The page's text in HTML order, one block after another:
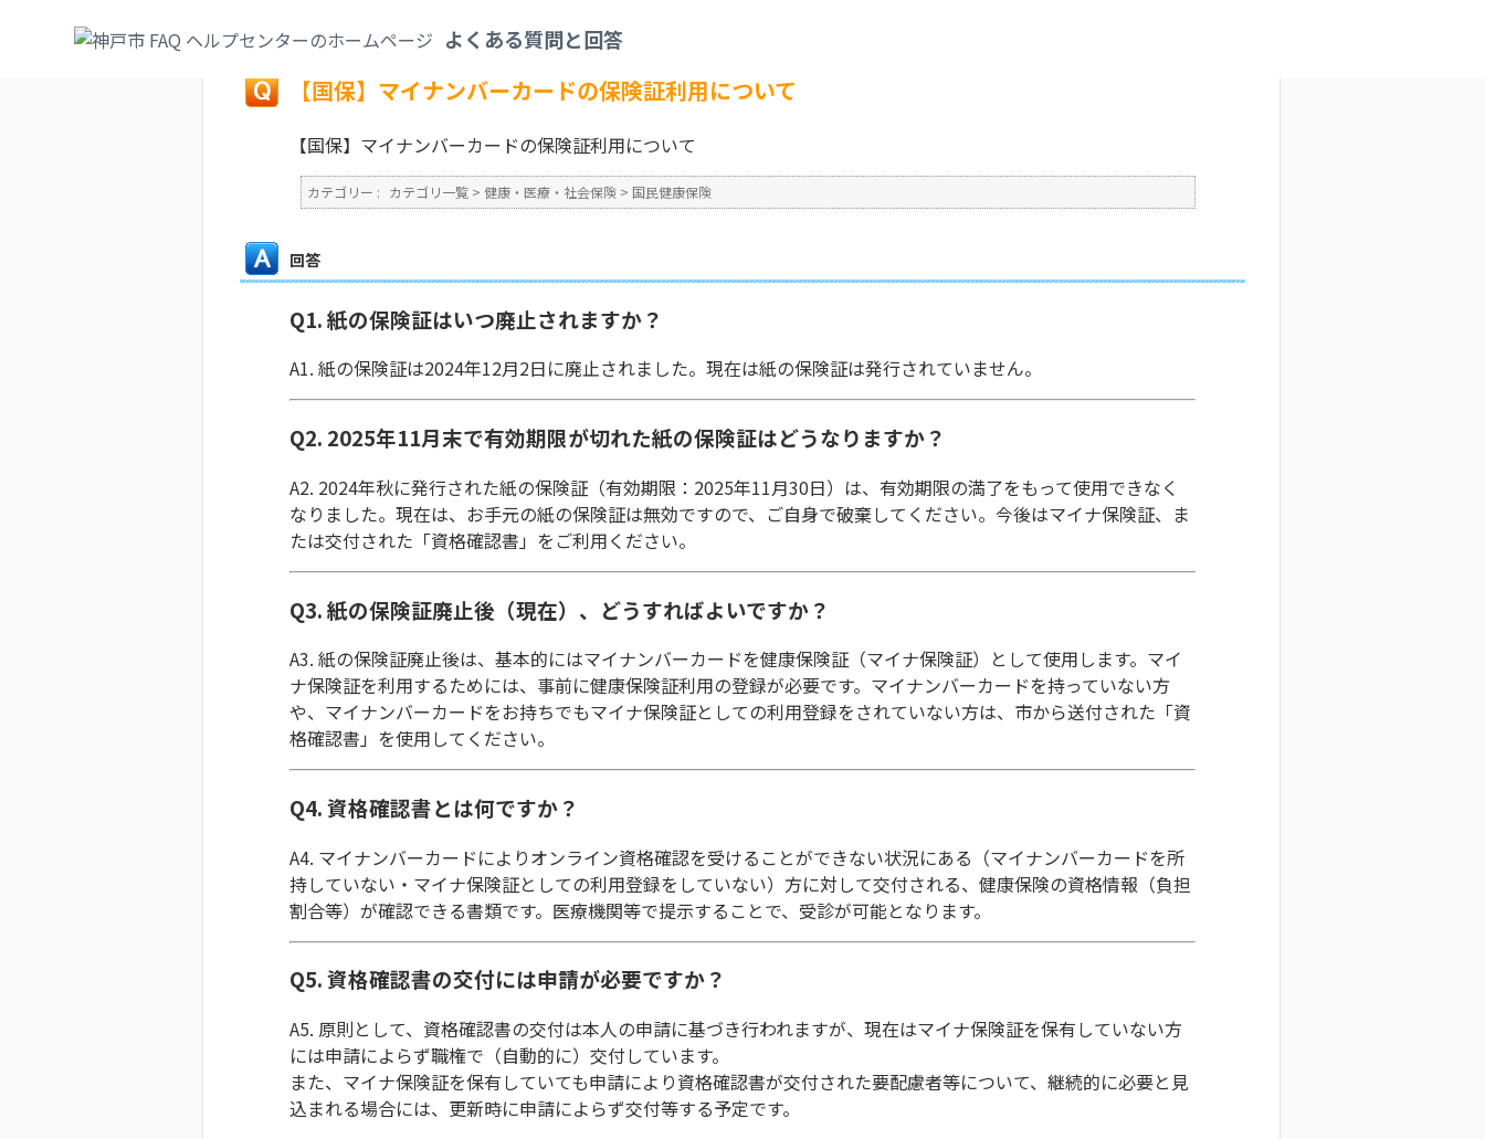
よくある質問と回答
戻る
【国保】マイナンバーカードの保険証利用について
【国保】マイナンバーカードの保険証利用について
カテゴリー : カテゴリ一覧 > 健康・医療・社会保険 > 国民健康保険
回答
Q1. 紙の保険証はいつ廃止されますか？
A1. 紙の保険証は2024年12月2日に廃止されました。現在は紙の保険証は発行されていません。
Q2. 2025年11月末で有効期限が切れた紙の保険証はどうなりますか？
A2. 2024年秋に発行された紙の保険証（有効期限：2025年11月30日）は、有効期限の満了をもって使用できなく
なりました。現在は、お手元の紙の保険証は無効ですので、ご自身で破棄してください。今後はマイナ保険証、ま
たは交付された「資格確認書」をご利用ください。
Q3. 紙の保険証廃止後（現在）、どうすればよいですか？
A3. 紙の保険証廃止後は、基本的にはマイナンバーカードを健康保険証（マイナ保険証）として使用します。マイ
ナ保険証を利用するためには、事前に健康保険証利用の登録が必要です。マイナンバーカードを持っていない方
や、マイナンバーカードをお持ちでもマイナ保険証としての利用登録をされていない方は、市から送付された「資
格確認書」を使用してください。
Q4. 資格確認書とは何ですか？
A4. マイナンバーカードによりオンライン資格確認を受けることができない状況にある（マイナンバーカードを所
持していない・マイナ保険証としての利用登録をしていない）方に対して交付される、健康保険の資格情報（負担
割合等）が確認できる書類です。医療機関等で提示することで、受診が可能となります。
Q5. 資格確認書の交付には申請が必要ですか？
A5. 原則として、資格確認書の交付は本人の申請に基づき行われますが、現在はマイナ保険証を保有していない方
には申請によらず職権で（自動的に）交付しています。
また、マイナ保険証を保有していても申請により資格確認書が交付された要配慮者等について、継続的に必要と見
込まれる場合には、更新時に申請によらず交付等する予定です。